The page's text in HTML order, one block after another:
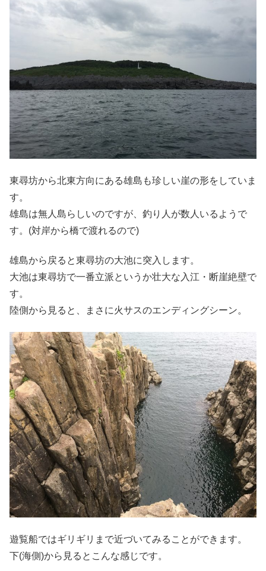
東尋坊から北東方向にある雄島も珍しい崖の形をしていま
す。
雄島は無人島らしいのですが、釣り人が数人いるようで
す。(対岸から橋で渡れるので)
雄島から戻ると東尋坊の大池に突入します。
大池は東尋坊で一番立派というか壮大な入江・断崖絶壁で
す。
陸側から見ると、まさに火サスのエンディングシーン。
遊覧船ではギリギリまで近づいてみることができます。
下(海側)から見るとこんな感じです。